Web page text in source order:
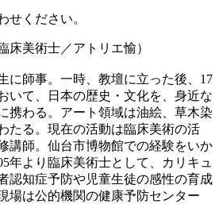
せください。
床美術士／アトリエ愉）
に師事。一時、教壇に立った後、17
いて、日本の歴史・文化を、身近な
携わる。アート領域は油絵、草木染
たる。現在の活動は臨床美術の活
講師。仙台市博物館での経験をいか
年より臨床美術士として、カリキュ
認知症予防や児童生徒の感性の育成
場は公的機関の健康予防センター